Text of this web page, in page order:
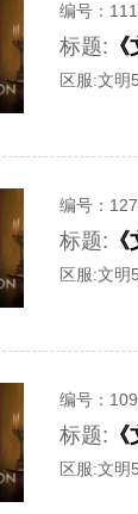
编号：
标题:
区服:文明
编号：
标题:
区服:文明
编号：
标题:
区服:文明